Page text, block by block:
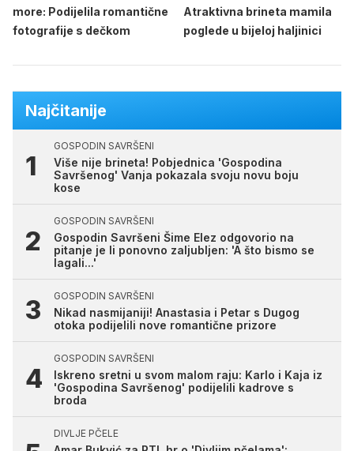
more: Podijelila romantične
fotografije s dečkom
Atraktivna brineta mamila
poglede u bijeloj haljinici
Najčitanije
GOSPODIN SAVRŠENI
Više nije brineta! Pobjednica 'Gospodina
Savršenog' Vanja pokazala svoju novu boju
kose
GOSPODIN SAVRŠENI
Gospodin Savršeni Šime Elez odgovorio na
pitanje je li ponovno zaljubljen: 'A što bismo se
lagali...'
GOSPODIN SAVRŠENI
Nikad nasmijaniji! Anastasia i Petar s Dugog
otoka podijelili nove romantične prizore
GOSPODIN SAVRŠENI
Iskreno sretni u svom malom raju: Karlo i Kaja iz
'Gospodina Savršenog' podijelili kadrove s
broda
DIVLJE PČELE